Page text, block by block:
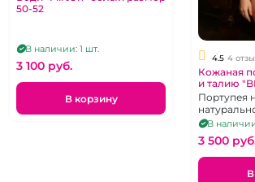
50-52
В наличии: 1 шт.
3 100 pуб.
В корзину
4.5 4
Кожаная
и талию
черная
Портупея
В
3 500